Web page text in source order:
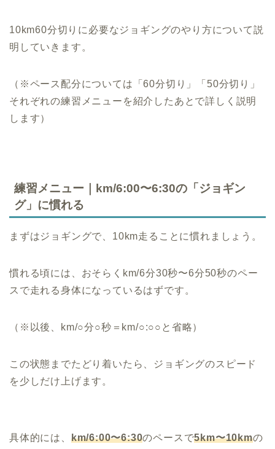
10km60分切りに必要なジョギングのやり方について説
明していきます。
（※ペース配分については「60分切り」「50分切り」
それぞれの練習メニューを紹介したあとで詳しく説明
します）
練習メニュー｜km/6:00〜6:30の「ジョギン
グ」に慣れる
まずはジョギングで、10km走ることに慣れましょう。
慣れる頃には、おそらくkm/6分30秒〜6分50秒のペー
スで走れる身体になっているはずです。
（※以後、km/○分○秒＝km/○:○○と省略）
この状態までたどり着いたら、ジョギングのスピード
を少しだけ上げます。
具体的には、 km/6:00〜6:30のペースで5km〜10kmの